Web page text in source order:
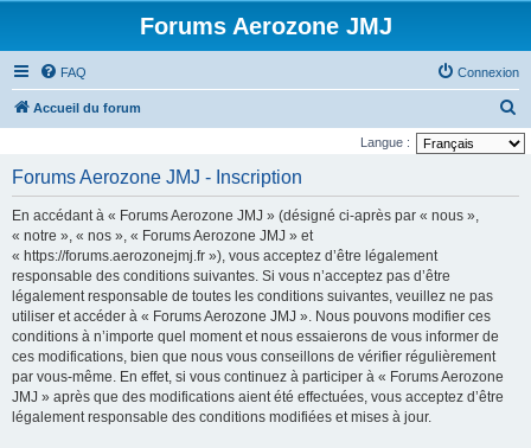
Forums Aerozone JMJ
FAQ Connexion
Accueil du forum
e
Langue :
Forums Aerozone JMJ - Inscription
En accédant à « Forums Aerozone JMJ » (désigné ci-après par « nous »,
« notre », « nos », « Forums Aerozone JMJ » et
« https://forums.aerozonejmj.fr »), vous acceptez d’être légalement
responsable des conditions suivantes. Si vous n’acceptez pas d’être
légalement responsable de toutes les conditions suivantes, veuillez ne pas
utiliser et accéder à « Forums Aerozone JMJ ». Nous pouvons modifier ces
conditions à n’importe quel moment et nous essaierons de vous informer de
ces modifications, bien que nous vous conseillons de vérifier régulièrement
par vous-même. En effet, si vous continuez à participer à « Forums Aerozone
JMJ » après que des modifications aient été effectuées, vous acceptez d’être
légalement responsable des conditions modifiées et mises à jour.